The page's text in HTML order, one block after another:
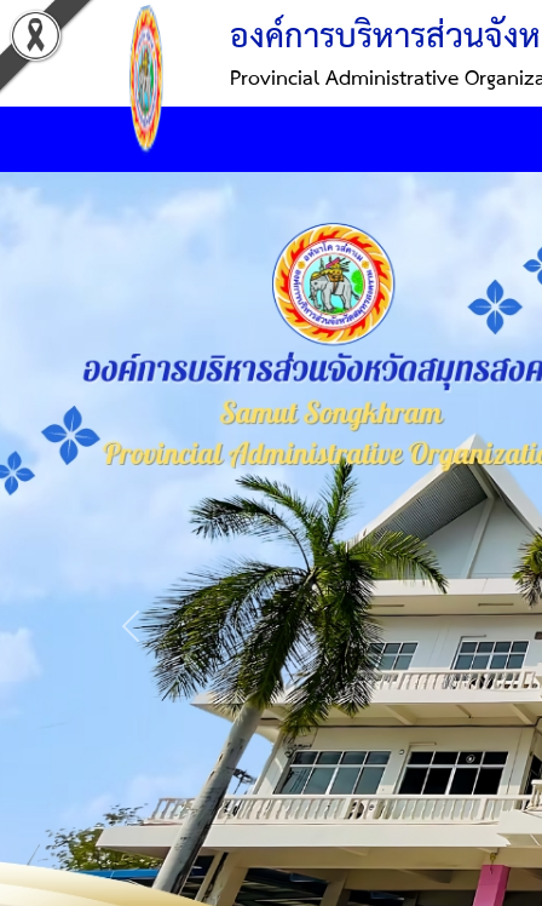
องค์การบริหารส่วนจัง
Provincial Administrative
Previous